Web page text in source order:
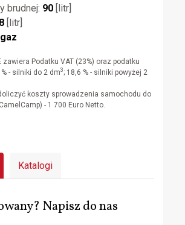
brudnej: 90[litr]
[litr]
gaz
zawiera Podatku VAT (23%) oraz podatku
- silniki do 2 dm3; 18,6 % - silniki powyżej 2
koszty sprowadzenia samochodu do
- 1 700 Euro Netto.
Katalogi
Napisz do nas